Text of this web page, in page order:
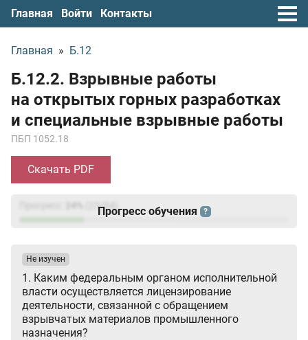
Главная Войти Контакты
Главная » Б.12
Б.12.2. Взрывные работы
на открытых горных разработках
и специальные взрывные работы
ПБП 1052.18
Скачать PDF
23/94)
Прогресс обучения ?
1. Каким федеральным органом исполнительной
власти осуществляется лицензирование
деятельности, связанной с обращением
взрывчатых материалов промышленного
назначения?
Не изучен